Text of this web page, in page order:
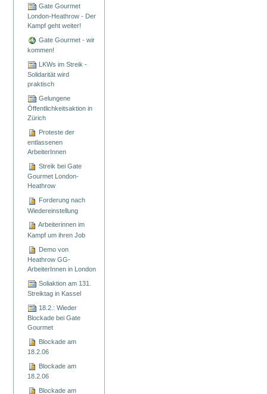
Gate Gourmet
London-Heathrow - Der
Kampf geht weiter!
Gate Gourmet - wir
kommen!
LKWs im Streik -
Solidarität wird
praktisch
Gelungene
Öffentlichkeitsaktion in
Zürich
Proteste der
entlassenen
ArbeiterInnen
Streik bei Gate
Gourmet London-
Heathrow
Forderung nach
Wiedereinstellung
Arbeiterinnen im
Kampf um ihren Job
Demo von
Heathrow GG-
ArbeiterInnen in London
Soliaktion am 131.
Streiktag in Kassel
18.2.: Wieder
Blockade bei Gate
Gourmet
Blockade am
18.2.06
Blockade am
18.2.06
Blockade am